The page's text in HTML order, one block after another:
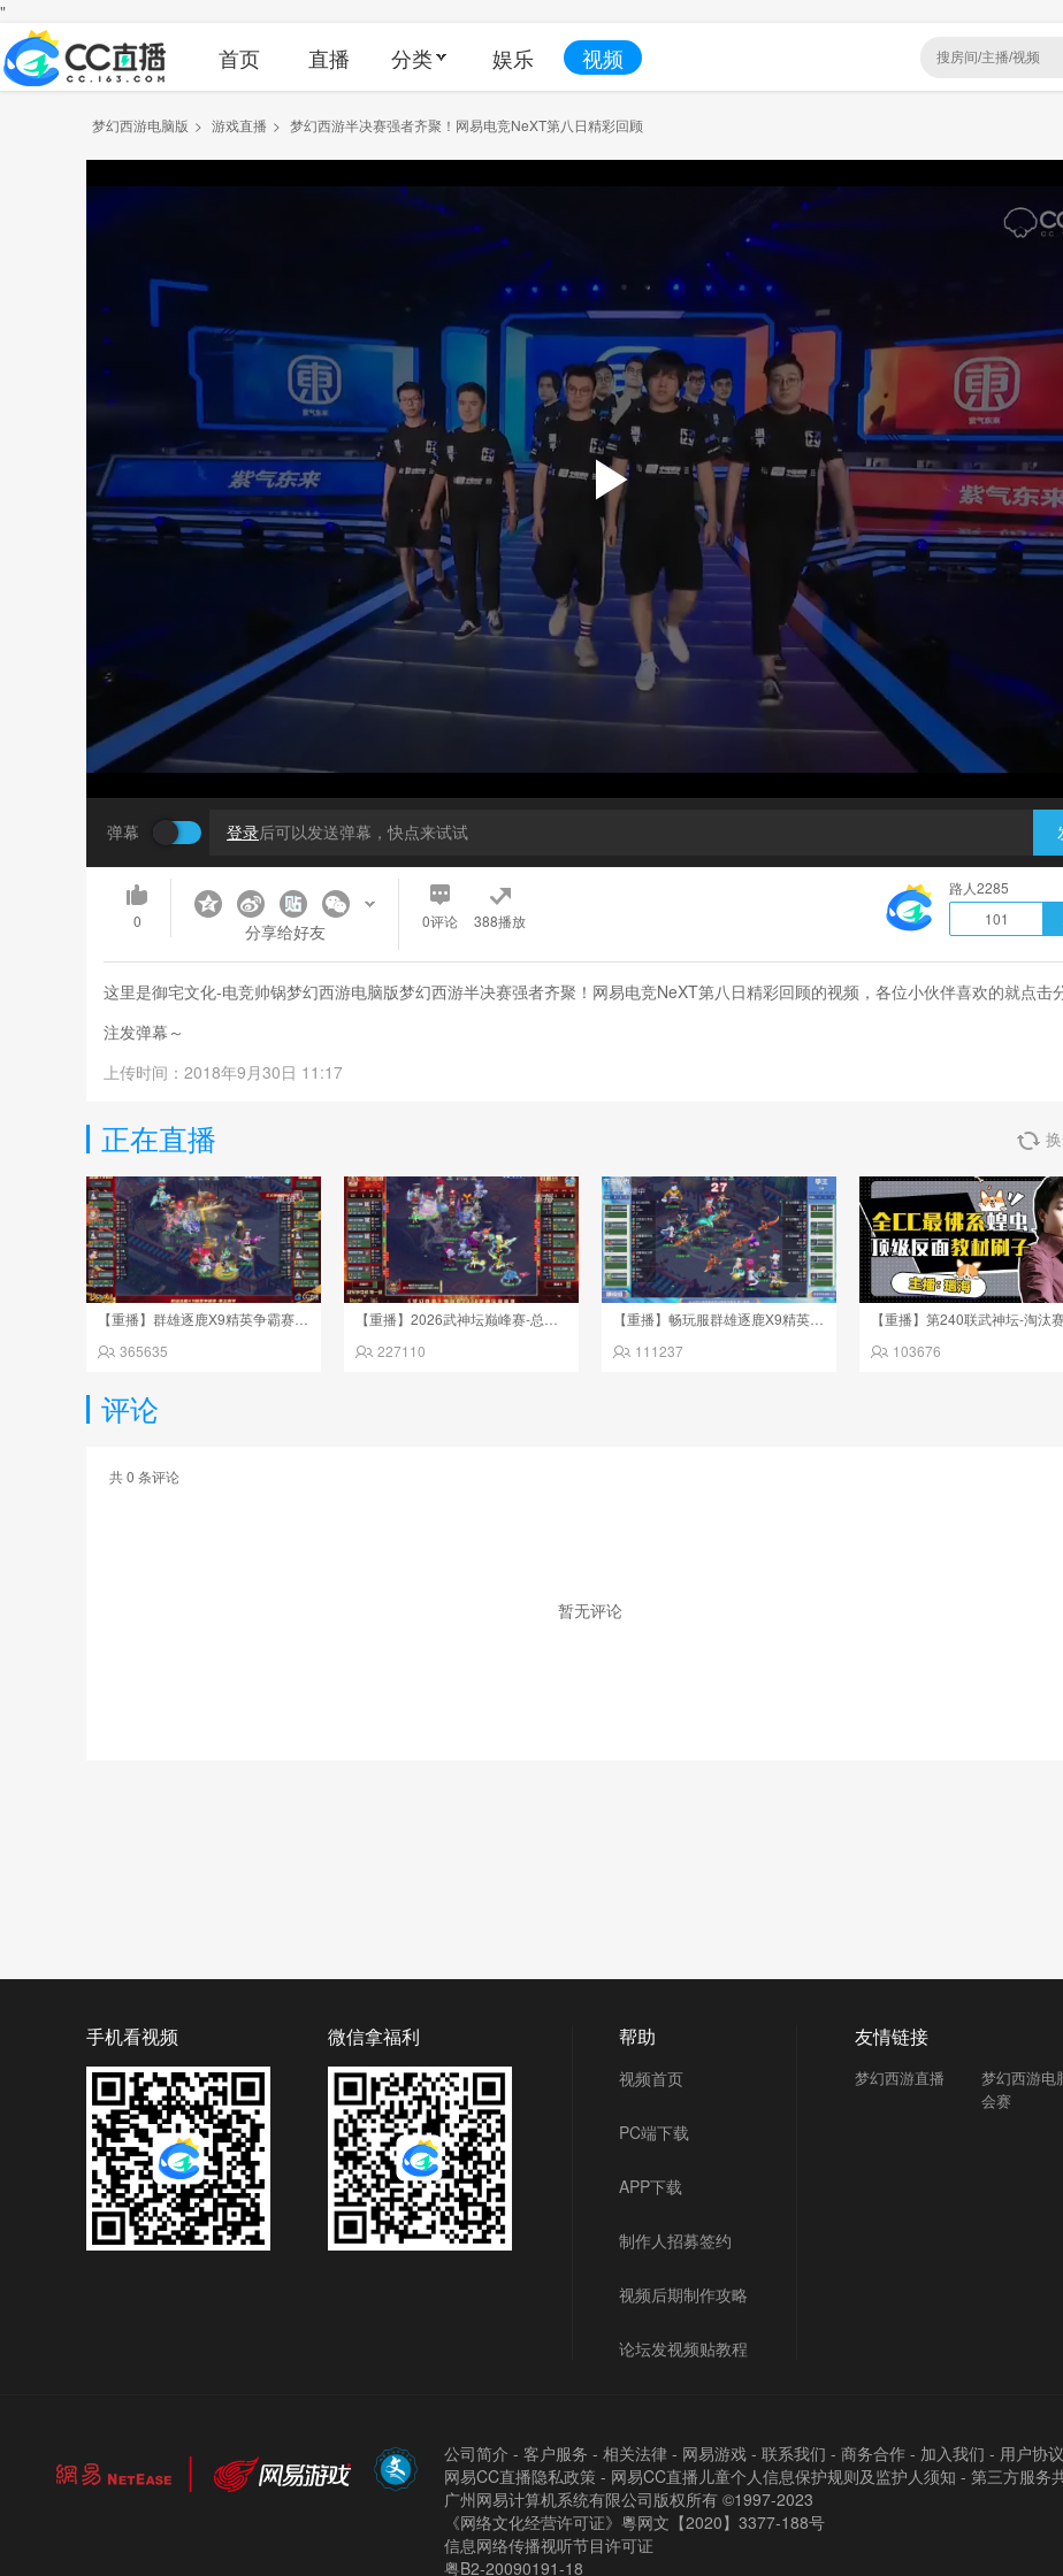
"
首页 直播 分类 娱乐 视频
梦幻西游电脑版 > 游戏直播 > 梦幻西游半决赛强者齐聚！网易电竞NeXT第八日精彩回顾
弹幕 登录后可以发送弹幕，快点来试试
0 分享给好友 0评论 388播放
路人2285
101
这里是御宅文化-电竞帅锅梦幻西游电脑版梦幻西游半决赛强者齐聚！网易电竞NeXT第八日精彩回顾的视频，各位小伙伴喜欢的就点击
注发弹幕～
上传时间：2018年9月30日 11:17
正在直播
365635
227110
111237
【重播】第240联武神坛-淘汰
103676
评论
共0 条评论
暂无评论
手机看视频 微信拿福利 帮助
视频首页
PC端下载
APP下载
制作人招募签约
视频后期制作攻略
论坛发视频贴教程
友情链接
梦幻西游直播
梦幻西游电
会赛
公司简介 - 客户服务 - 相关法律 - 网易游戏 - 联系我们 - 商务合作 - 加入我们 - 用户协议
网易CC直播隐私政策 - 网易CC直播儿童个人信息保护规则及监护人须知 - 第三方服务
广州网易计算机系统有限公司版权所有 ©1997-2023
《网络文化经营许可证》粵网文【2020】3377-188号
信息网络传播视听节目许可证
粤B2-20090191-18